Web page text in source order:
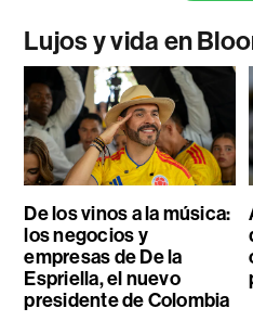
Lujos y vida en
De los vinos a la música:
los negocios y
empresas de De la
Espriella, el nuevo
presidente de Colombia